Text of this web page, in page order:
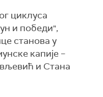
циклуса
и победи",
станова у
капије –
и Стана